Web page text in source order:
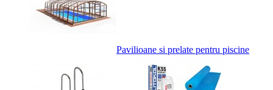
Pavilioane si prelate pentru piscine